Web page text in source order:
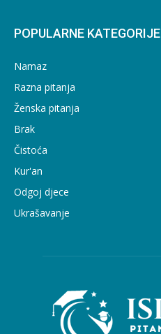
POPULARNE KATEGORIJE
Namaz
Razna pitanja
Ženska pitanja
Brak
Čistoća
Kur'an
Odgoj djece
Ukrašavanje